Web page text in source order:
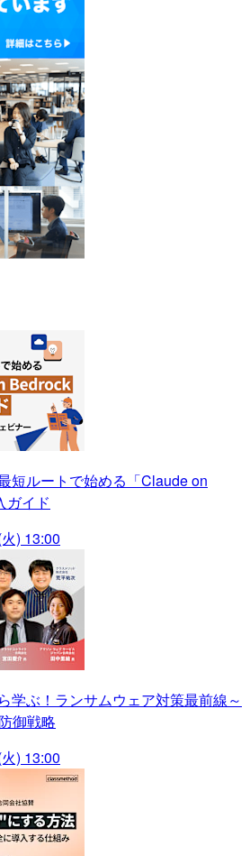
短ルートで始める「Claude on
ガイド
) 13:00
学ぶ！ランサムウェア対策最前線～
御戦略
) 13:00